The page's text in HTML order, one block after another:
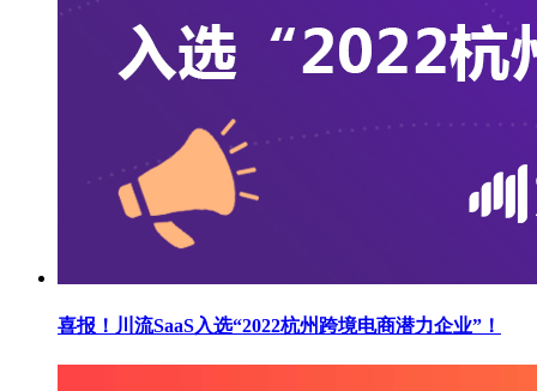
喜报！川流SaaS入选“2022杭州跨境电商潜力企业”！